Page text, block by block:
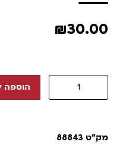
₪30.00
הוספה
מק"ט 88843